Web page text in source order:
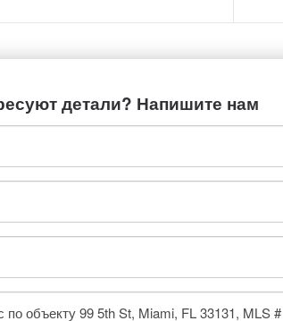
детали? Напишите нам